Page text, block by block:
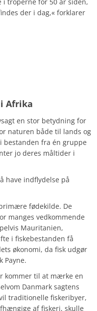
der i dag,« forklarer
Afrika
en stor betydning for
naturen både til lands og
bestanden fra én gruppe
jo deres måltider i
have indflydelse på
fødekilde. De
manges vedkommende
Mauritanien,
i fiskebestanden få
økonomi, da fisk udgør
Payne.
kommer til at mærke en
Danmark sagtens
traditionelle fiskeribyer,
af fiskeri, skulle